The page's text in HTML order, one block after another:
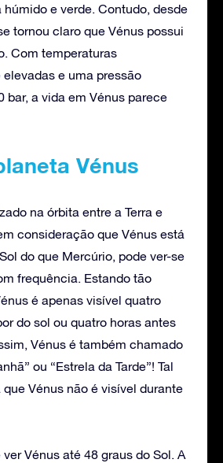
e verde. Contudo, desde
tornou claro que Vénus possui
Com temperaturas
e uma pressão
bar, a vida em Vénus parece
Vénus
na órbita entre a Terra e
consideração que Vénus está
do que Mercúrio, pode ver-se
frequência. Estando tão
é apenas visível quatro
do sol ou quatro horas antes
Vénus é também chamado
ou “Estrela da Tarde”! Tal
Vénus não é visível durante
Vénus até 48 graus do Sol. A